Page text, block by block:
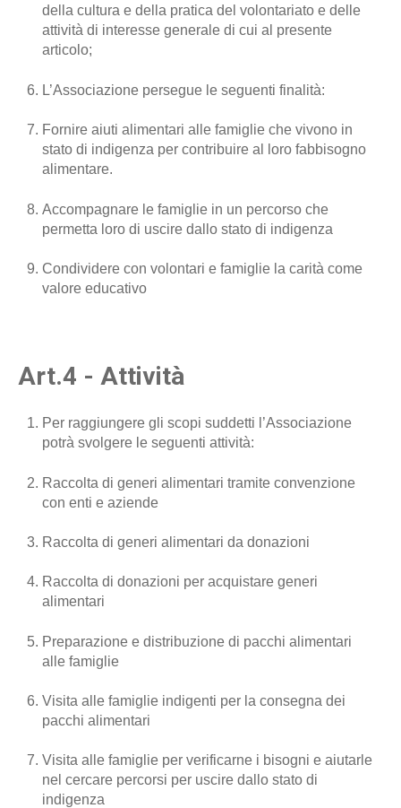
della cultura e della pratica del volontariato e delle
attività di interesse generale di cui al presente
articolo;
L’Associazione persegue le seguenti finalità:
Fornire aiuti alimentari alle famiglie che vivono in
stato di indigenza per contribuire al loro fabbisogno
alimentare.
Accompagnare le famiglie in un percorso che
permetta loro di uscire dallo stato di indigenza
Condividere con volontari e famiglie la carità come
valore educativo
Art.4 - Attività
Per raggiungere gli scopi suddetti l’Associazione
potrà svolgere le seguenti attività:
Raccolta di generi alimentari tramite convenzione
con enti e aziende
Raccolta di generi alimentari da donazioni
Raccolta di donazioni per acquistare generi
alimentari
Preparazione e distribuzione di pacchi alimentari
alle famiglie
Visita alle famiglie indigenti per la consegna dei
pacchi alimentari
Visita alle famiglie per verificarne i bisogni e aiutarle
nel cercare percorsi per uscire dallo stato di
indigenza